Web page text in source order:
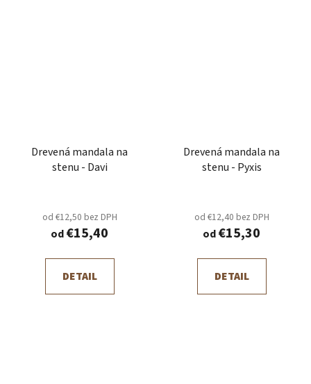
Drevená mandala na
stenu - Davi
od €12,50 bez DPH
od€15,40
DETAIL
Drevená mandala na
stenu - Pyxis
od €12,40 bez DPH
od€15,30
DETAIL